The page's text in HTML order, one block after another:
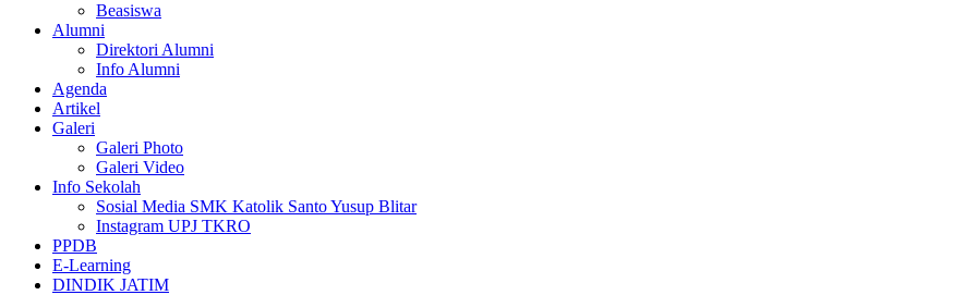
Beasiswa
Alumni
Direktori Alumni
Info Alumni
Agenda
Artikel
Galeri
Galeri Photo
Galeri Video
Info Sekolah
Sosial Media SMK Katolik Santo Yusup Blitar
Instagram UPJ TKRO
PPDB
E-Learning
DINDIK JATIM